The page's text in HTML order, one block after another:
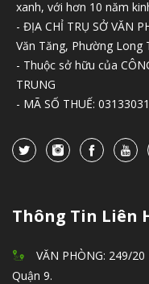
xanh, với hơn 10 năm
- ĐỊA CHỈ TRỤ SỞ VĂN
Văn Tăng, Phường Long
- Thuộc sở hữu của
TRUNG
- MÃ SỐ THUẾ:
Thông Tin Liên
VĂN PHÒNG: 249/
Quận 9.